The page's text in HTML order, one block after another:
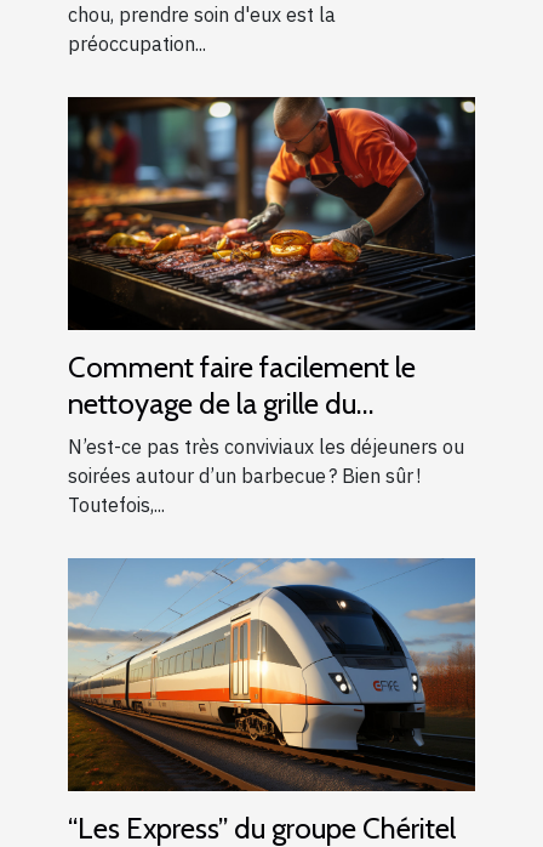
chou, prendre soin d'eux est la
préoccupation...
Comment faire facilement le
nettoyage de la grille du
barbecue ?
N’est-ce pas très conviviaux les déjeuners ou
soirées autour d’un barbecue ? Bien sûr !
Toutefois,...
“Les Express” du groupe Chéritel